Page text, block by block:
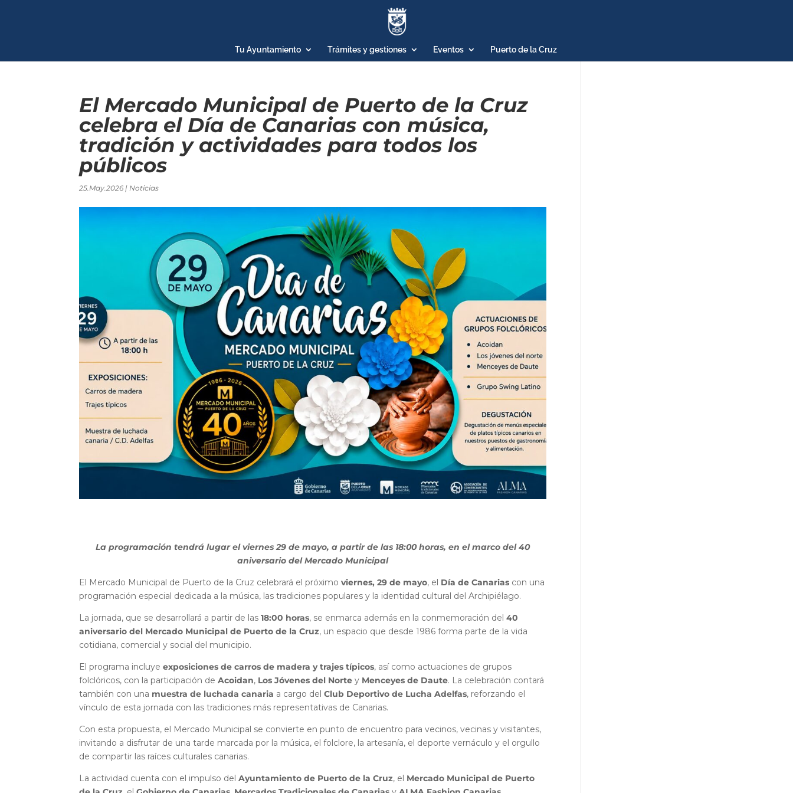
Tu Ayuntamiento Trámites y gestiones Eventos Puerto de la Cruz
El Mercado Municipal de Puerto de la Cruz
celebra el Día de Canarias con música,
tradición y actividades para todos los
públicos
25.May.2026 |Noticias
La programación tendrá lugar el viernes 29 de mayo, a partir de las 18:00 horas, en el marco del 40
aniversario del Mercado Municipal
El Mercado Municipal de Puerto de la Cruz celebrará el próximoviernes, 29 de mayo, el Día de Canarias con una
programación especial dedicada a la música, las tradiciones populares y la identidad cultural del Archipiélago.
La jornada, que se desarrollará a partir de las18:00 horas, se enmarca además en la conmemoración del40
aniversario del Mercado Municipal de Puerto de la Cruz, un espacio que desde 1986 forma parte de la vida
cotidiana, comercial y social del municipio.
El programa incluyeexposiciones de carros de madera y trajes típicos, así como actuaciones de grupos
folclóricos, con la participación deAcoidan, Los Jóvenes del Norte y Menceyes de Daute. La celebración contará
también con una muestra de luchada canaria a cargo delClub Deportivo de Lucha Adelfas, reforzando el
vínculo de esta jornada con las tradiciones más representativas de Canarias.
Con esta propuesta, el Mercado Municipal se convierte en punto de encuentro para vecinos, vecinas y visitantes,
invitando a disfrutar de una tarde marcada por la música, el folclore, la artesanía, el deporte vernáculo y el orgullo
de compartir las raíces culturales canarias.
La actividad cuenta con el impulso delAyuntamiento de Puerto de la Cruz, el Mercado Municipal de Puerto